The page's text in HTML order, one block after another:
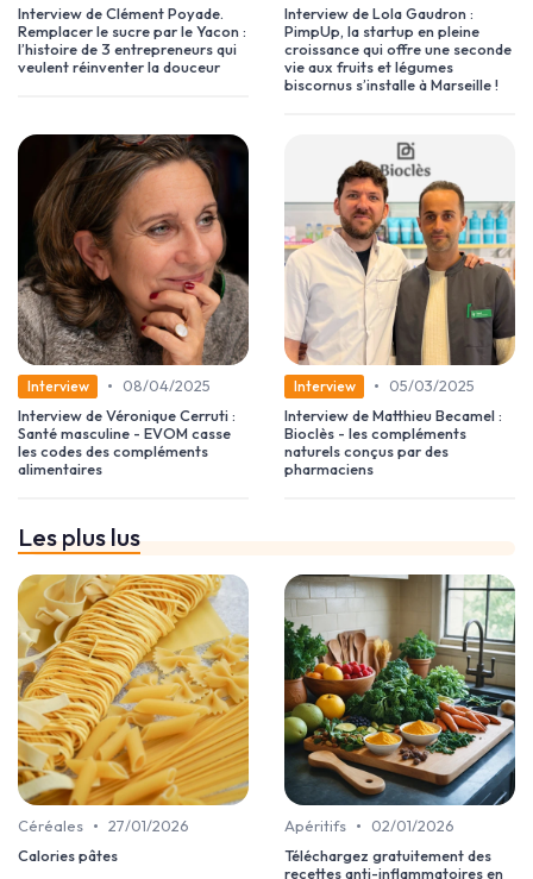
Interview de Clément Poyade.
Remplacer le sucre par le Yacon :
l’histoire de 3 entrepreneurs qui
veulent réinventer la douceur
Interview de Lola Gaudron :
PimpUp, la startup en pleine
croissance qui offre une seconde
vie aux fruits et légumes
biscornus s’installe à Marseille !
Interview •
08/04/2025
Interview de Véronique Cerruti :
Santé masculine - EVOM casse
les codes des compléments
alimentaires
Interview •
05/03/2025
Interview de Matthieu Becamel :
Bioclès - les compléments
naturels conçus par des
pharmaciens
Les plus lus
Céréales • 27/01/2026
Calories pâtes
Apéritifs •
02/01/2026
Téléchargez gratuitement des
recettes anti-inflammatoires en